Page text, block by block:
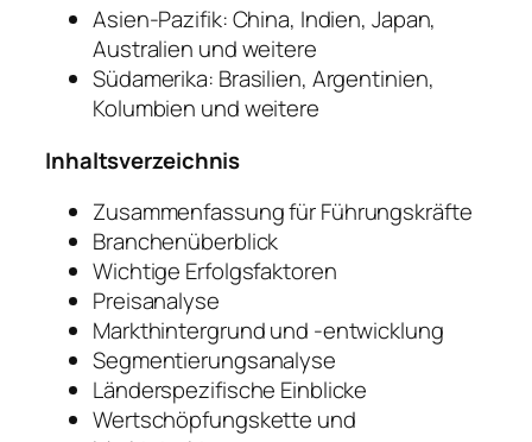
Asien-Pazifik: China, Indien, Japan,
Australien und weitere
Südamerika: Brasilien, Argentinien,
Kolumbien und weitere
Inhaltsverzeichnis
Zusammenfassung für Führungskräfte
Branchenüberblick
Wichtige Erfolgsfaktoren
Preisanalyse
Markthintergrund und -entwicklung
Segmentierungsanalyse
Länderspezifische Einblicke
Wertschöpfungskette und